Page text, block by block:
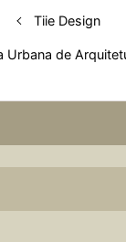
Tiie Design
Urbana de